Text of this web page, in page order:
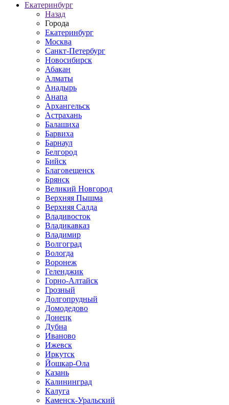
Екатеринбург
Назад
Города
Екатеринбург
Москва
Санкт-Петербург
Новосибирск
Абакан
Алматы
Анадырь
Анапа
Архангельск
Астрахань
Балашиха
Барвиха
Барнаул
Белгород
Бийск
Благовещенск
Брянск
Великий Новгород
Верхняя Пышма
Верхняя Салда
Владивосток
Владикавказ
Владимир
Волгоград
Вологда
Воронеж
Геленджик
Горно-Алтайск
Грозный
Долгопрудный
Домодедово
Донецк
Дубна
Иваново
Ижевск
Иркутск
Йошкар-Ола
Казань
Калининград
Калуга
Каменск-Уральский